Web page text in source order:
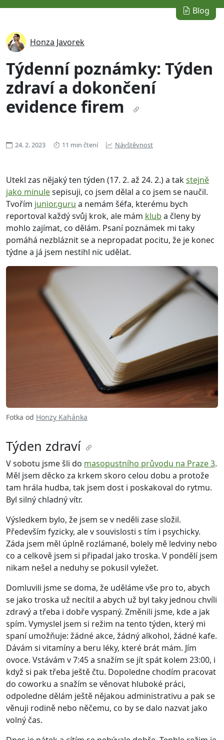
Blog
Honza Javorek
Týdenní poznámky: Týden
zdraví a dokončení
evidence firem
24. 2. 2023 11 min čtení Návštěvnost
Utekl zas nějaký ten týden (17. 2. až 24. 2.) a takstejně
jako minulesepisuji, co jsem dělal a co jsem se naučil.
Tvořím junior.guru a nemám šéfa, kterému bych
reportoval každý svůj krok, ale mám klub a členy by
mohlo zajímat, co dělám. Psaní poznámek mi taky
pomáhá nezbláznit se a nepropadat pocitu, že je konec
týdne a já jsem nestihl nic udělat.
Fotka od Honzy Kahánka
Týden zdraví
V sobotu jsme šli do masopustního průvodu na Praze 3.
Měl jsem děcko za krkem skoro celou dobu a protože
tam hrála hudba, tak jsem dost i poskakoval do rytmu.
Byl silný chladný vítr.
Výsledkem bylo, že jsem se v neděli zase složil.
Především fyzicky, ale v souvislosti s tím i psychicky.
Záda jsem měl úplně rozlámané, bolely mě ledviny nebo
co a celkově jsem si připadal jako troska. V pondělí jsem
nikam nešel a neduhy se pokusil vyležet.
Domluvili jsme se doma, že uděláme vše pro to, abych
se jako troska už necítil a abych už byl taky jednou chvíli
zdravý a třeba i dobře vyspaný. Změnili jsme, kde a jak
spím. Vymyslel jsem si režim na tento týden, který mi
spaní umožňuje: žádné akce, žádný alkohol, žádné kafe.
Dávám si vitamíny a beru léky, které brát mám. Jím
ovoce. Vstávám v 7:45 a snažím se jít spát kolem 23:00, i
když si pak třeba ještě čtu. Dopoledne chodím pracovat
do coworku a snažím se věnovat hluboké práci,
odpoledne dělám ještě nějakou administrativu a pak se
věnuji rodině nebo něčemu, co by se dalo nazvat jako
volný čas.